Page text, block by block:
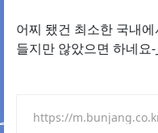
어찌 됐건 최소한 국내
들지만 않았으면 하네요-
https://